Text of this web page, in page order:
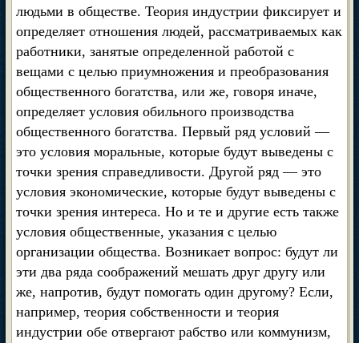
людьми в обществе. Теория индустрии фиксирует и
определяет отношения людей, рассматриваемых как
работники, занятые определенной работой с
вещами с целью приумножения и преобразования
общественного богатства, или же, говоря иначе,
определяет условия обильного производства
общественного богатства. Первый ряд условий —
это условия моральные, которые будут выведены с
точки зрения справедливости. Другой ряд — это
условия экономические, которые будут выведены с
точки зрения интереса. Но и те и другие есть также
условия общественные, указания с целью
организации общества. Возникает вопрос: будут ли
эти два ряда соображений мешать друг другу или
же, напротив, будут помогать один другому? Если,
например, теория собственности и теория
индустрии обе отвергают рабство или коммунизм,